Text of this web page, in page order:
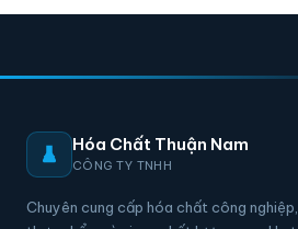
Hóa Chất Thuận Nam
CÔNG TY TNHH
Chuyên cung cấp hóa chất công